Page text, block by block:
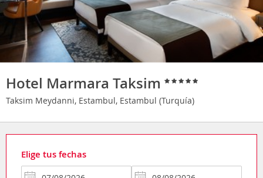
Hotel Marmara Taksim
Taksim Meydanni, Estambul, Estambul (Turquía)
Elige tus fechas